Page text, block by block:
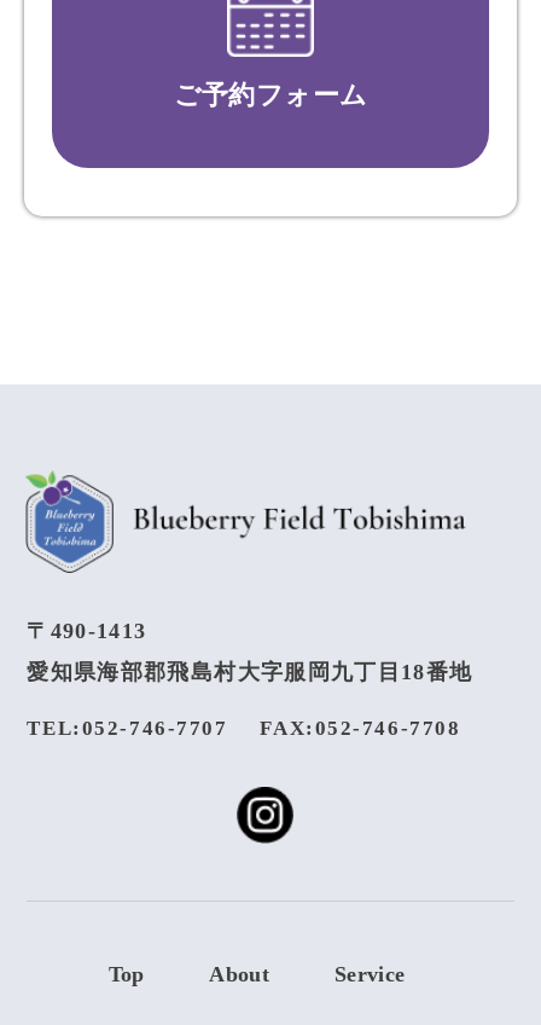
ご予約フォーム
〒490-1413
愛知県海部郡飛島村大字服岡九丁目18番地
TEL:052-746-7707 FAX:052-746-7708
Top About Service